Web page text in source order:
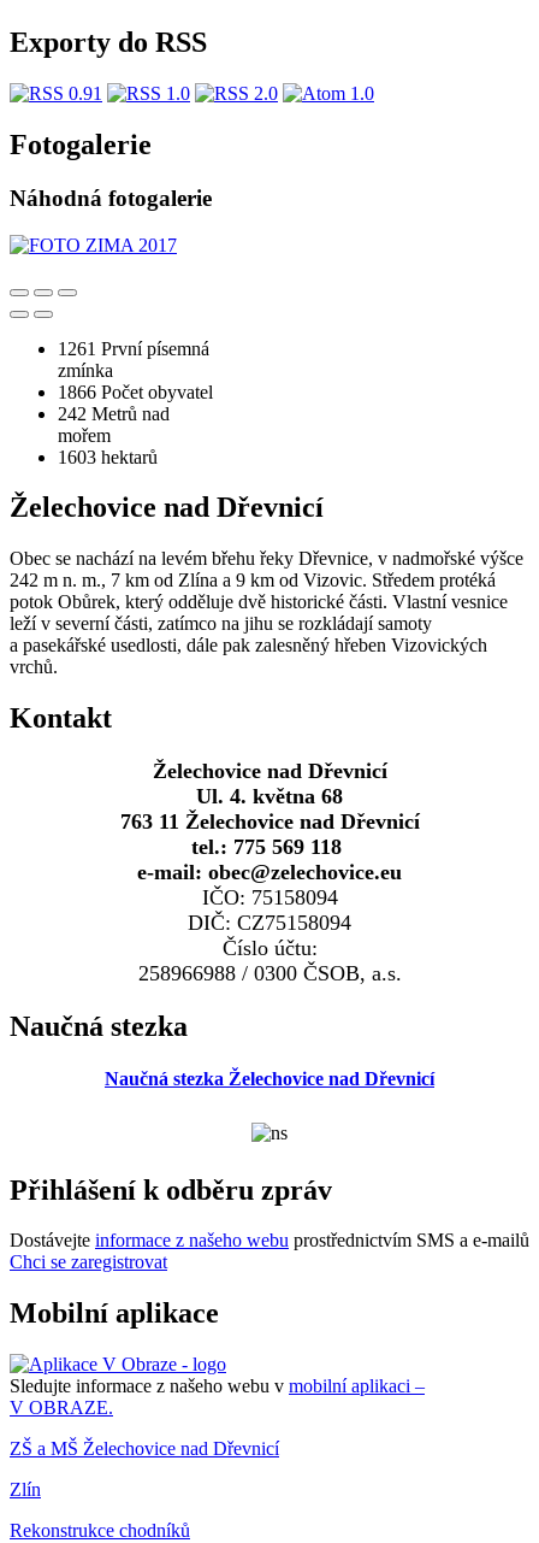
Exporty do RSS
Fotogalerie
Náhodná fotogalerie
1261 První písemná
zmínka
1866 Počet obyvatel
242 Metrů nad
mořem
1603 hektarů
Želechovice nad Dřevnicí
Obec se nachází na levém břehu řeky Dřevnice, v nadmořské výšce
242 m n. m., 7 km od Zlína a 9 km od Vizovic. Středem protéká
potok Obůrek, který odděluje dvě historické části. Vlastní vesnice
leží v severní části, zatímco na jihu se rozkládají samoty
a pasekářské usedlosti, dále pak zalesněný hřeben Vizovických
vrchů.
Kontakt
Želechovice nad Dřevnicí
Ul. 4. května 68
763 11 Želechovice nad Dřevnicí
tel.: 775 569 118
e-mail: obec@zelechovice.eu
IČO: 75158094
DIČ: CZ75158094
Číslo účtu:
258966988 / 0300 ČSOB, a.s.
Naučná stezka
Naučná stezka Želechovice nad Dřevnicí
Přihlášení k odběru zpráv
Dostávejte informace z našeho webu prostřednictvím SMS a e-mailů
Chci se zaregistrovat
Mobilní aplikace
Sledujte informace z našeho webu v mobilní aplikaci –
V OBRAZE.
ZŠ a MŠ Želechovice nad Dřevnicí
Zlín
Rekonstrukce chodníků